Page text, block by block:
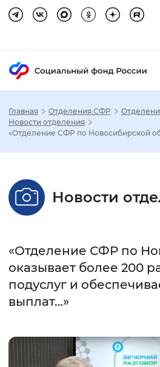
Настройка
Стандартный
Без засечек
Цвет
Главная Отделения СФР
Новости отделения
«Отделение СФР по Новосибирской
Новости
«Отделение СФР по
оказывает более 200
подуслуг и
выплат…»